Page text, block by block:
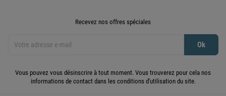
Recevez nos offres spéciales
Vous pouvez vous désinscrire à tout moment. Vous trouverez pour cela nos
informations de contact dans les conditions d'utilisation du site.